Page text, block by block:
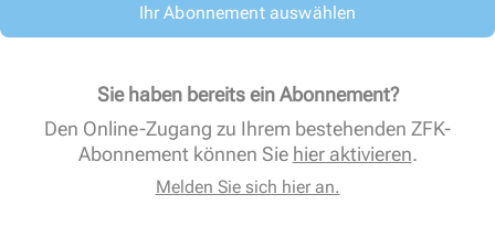
Ihr Abonnement auswählen
Sie haben bereits ein Abonnement?
Den Online-Zugang zu Ihrem bestehenden ZFK-
Abonnement können Sie hier aktivieren.
Melden Sie sich hier an.